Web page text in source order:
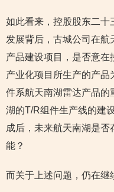
如此看来，控股股东二十
发展背后，古城公司在
产品建设项目，是否意
产业化项目所生产的产品
件系航天南湖雷达产品的
湖的T/R组件生产线的建
成后，未来航天南湖是
能？
而关于上述问题，仍在继